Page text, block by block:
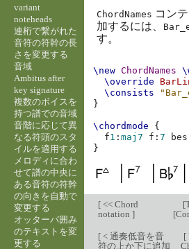
ChordNames コン
加するには、
す。
\new ChordNames
\override
\consists
}
\chordmode
{
f1 :maj7 f :7 bes
}
[<< Chord
notation ]
[
[
[< 通奏低音を音
符の上か下に追加
[
variant
noteheads
連桁で繋がれた
音符の符幹の長
さを変更する
音域
Ambitus after
key signature
複数のボイスを
持つ譜での音域
音階に応じて異
なる符頭のスタ
イルを適用する
メロディに合わ
せて譜の中央に
ある音符の符幹
の向きを自動で
変更する
オッターバ囲み
のテキストを変
更する